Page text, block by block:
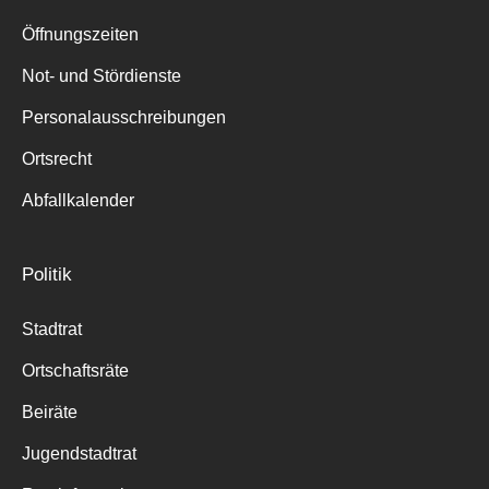
Öffnungszeiten
Not- und Stördienste
Personalausschreibungen
Ortsrecht
Abfallkalender
Politik
Stadtrat
Ortschaftsräte
Beiräte
Jugendstadtrat